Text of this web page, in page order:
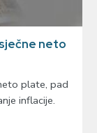
neto
plate, pad
inflacije.